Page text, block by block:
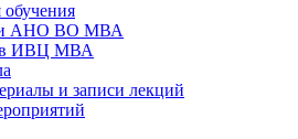
АНО ВО МВА
в ИВЦ МВА
и записи лекций